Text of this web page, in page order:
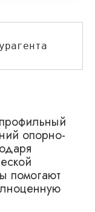
опорно-
помогают